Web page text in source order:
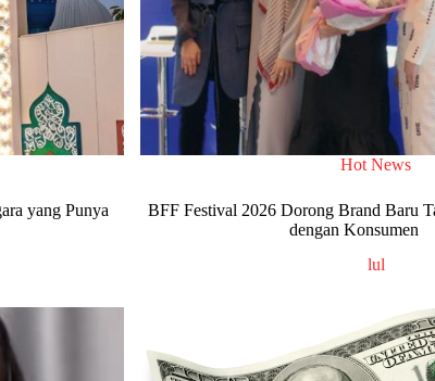
yang Punya
Hot News
BFF Festival 2026 Dorong Brand Baru
dengan Konsumen
lul